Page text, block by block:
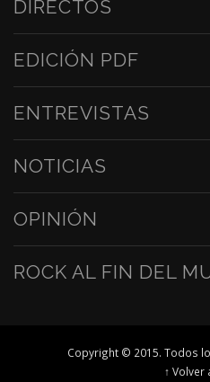
DIRECTOS
EDICIÓN PDF
ENTREVISTAS
NOTICIAS
OPINIÓN
ROCK AL FIN DEL
Copyright © 2015. Todos
↑ Volver